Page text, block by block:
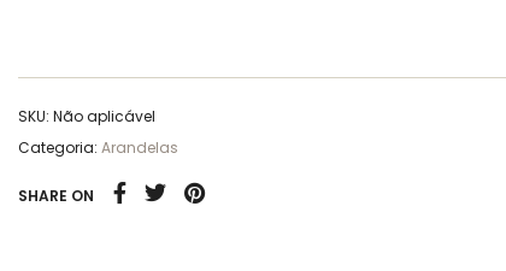
SKU: Não aplicável
Categoria: Arandelas
SHARE ON